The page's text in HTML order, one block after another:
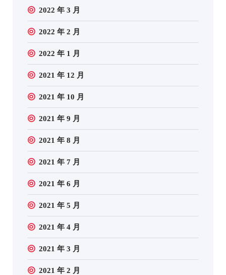
2022 年 3 月
2022 年 2 月
2022 年 1 月
2021 年 12 月
2021 年 10 月
2021 年 9 月
2021 年 8 月
2021 年 7 月
2021 年 6 月
2021 年 5 月
2021 年 4 月
2021 年 3 月
2021 年 2 月